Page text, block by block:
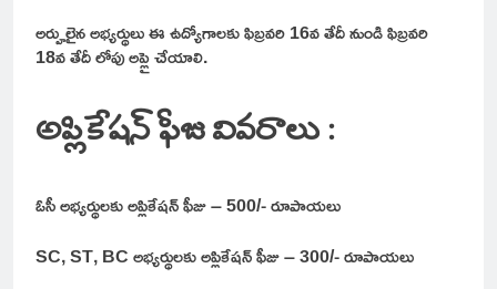
అర్హులైన అభ్యర్థులు ఈ ఉద్యోగాలకు ఫిబ్రవరి 16వ తేదీ నుండి ఫిబ్రవరి
18వ తేదీ లోపు అప్లై చేయాలి.
అప్లికేషన్ ఫీజు వివరాలు :
ఓసీ అభ్యర్థులకు అప్లికేషన్ ఫీజు – 500/- రూపాయలు
SC, ST, BC అభ్యర్థులకు అప్లికేషన్ ఫీజు – 300/- రూపాయలు